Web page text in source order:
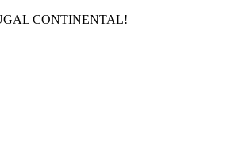
CONTINENTAL!